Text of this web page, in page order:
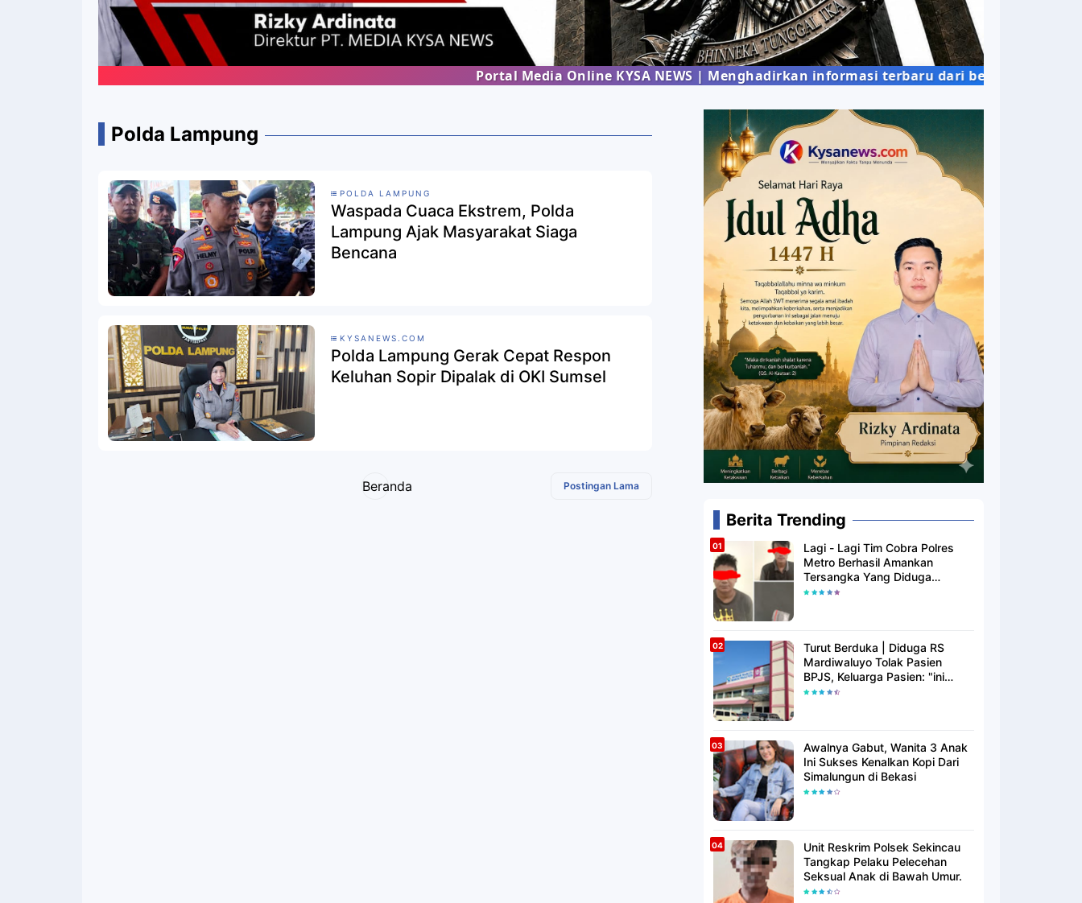
Portal Media Online KYSA NEWS | Menghadirkan informasi terbaru dari berbagai bidang
Polda Lampung
POLDA LAMPUNG
Waspada Cuaca Ekstrem, Polda
Lampung Ajak Masyarakat Siaga
Bencana
KYSANEWS.COM
Polda Lampung Gerak Cepat Respon
Keluhan Sopir Dipalak di OKI Sumsel
Postingan Lama
Beranda
Berita Trending
Lagi - Lagi Tim Cobra Polres
Metro Berhasil Amankan
Tersangka Yang Diduga
Pengguna Narkotika
Turut Berduka | Diduga RS
Mardiwaluyo Tolak Pasien
BPJS, Keluarga Pasien: "ini
Yang Katanya Bukan Keadaan
Awalnya Gabut, Wanita 3 Anak
Ini Sukses Kenalkan Kopi Dari
Simalungun di Bekasi
Unit Reskrim Polsek Sekincau
Tangkap Pelaku Pelecehan
Seksual Anak di Bawah Umur.